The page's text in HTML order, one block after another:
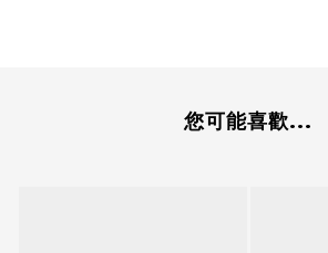
您可能喜歡...